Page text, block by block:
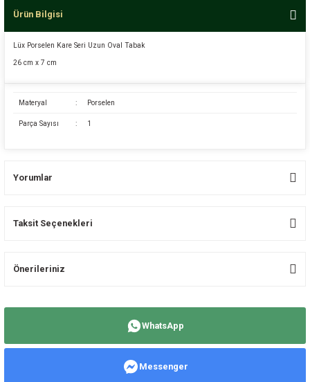
Ürün Bilgisi
Lüx Porselen Kare Seri Uzun Oval Tabak
26 cm x 7 cm
Materyal : Porselen
Parça Sayısı : 1
Yorumlar
Taksit Seçenekleri
Önerileriniz
Ürün resmi kalitesiz, bozuk veya görüntülenemiyor.
WhatsApp
Messenger